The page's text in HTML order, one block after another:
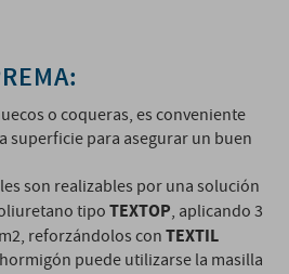
o coqueras, es conveniente
superficie para asegurar un buen
son realizables por una solución
tipoTEXTOP, aplicando 3
reforzándolos conTEXTIL
puede utilizarse la masilla